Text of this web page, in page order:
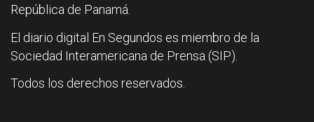
República de Panamá.
El diario digital En Segundos es miembro de la
Sociedad Interamericana de Prensa (SIP).
Todos los derechos reservados.